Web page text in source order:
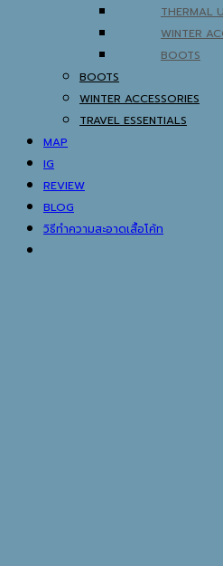
THERMAL
WINTER
BOOTS
BOOTS
WINTER ACCESSORIES
TRAVEL ESSENTIALS
MAP
IG
REVIEW
BLOG
วิธีทำความสะอาดเสื้อโค้ท